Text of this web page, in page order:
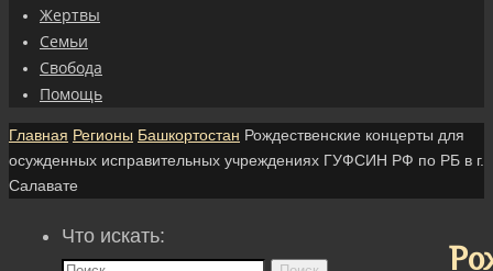
Жертвы
Семьи
Свобода
Помощь
Главная Регионы Башкортостан Рождественские концерты для
осужденных исправительных учреждениях ГУФСИН РФ по РБ в г.
Салавате
Что искать: